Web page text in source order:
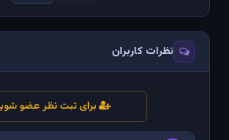
نظرات کاربران
برای ثبت نظر عضو